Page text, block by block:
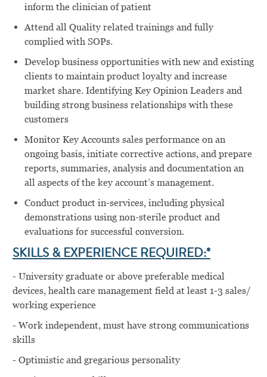
inform the clinician of patient
Attend all Quality related trainings and fully
complied with SOPs.
Develop business opportunities with new and existing
clients to maintain product loyalty and increase
market share. Identifying Key Opinion Leaders and
building strong business relationships with these
customers
Monitor Key Accounts sales performance on an
ongoing basis, initiate corrective actions, and prepare
reports, summaries, analysis and documentation an
all aspects of the key account’s management.
Conduct product in-services, including physical
demonstrations using non-sterile product and
evaluations for successful conversion.
SKILLS & EXPERIENCE REQUIRED:*
- University graduate or above preferable medical
devices, health care management field at least 1-3 sales/
working experience
- Work independent, must have strong communications
skills
- Optimistic and gregarious personality